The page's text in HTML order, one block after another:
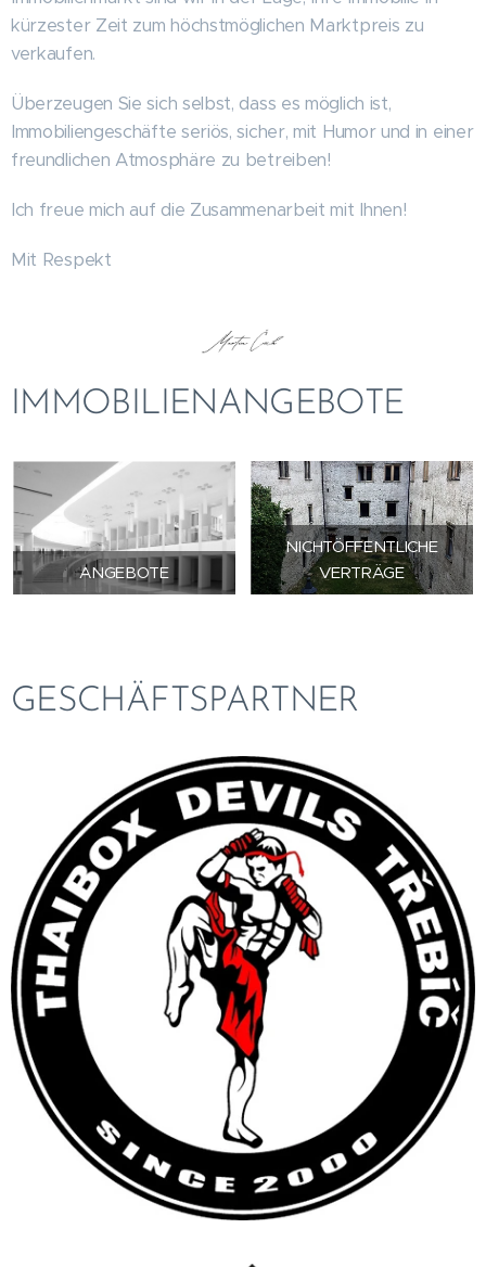
kürzester Zeit zum höchstmöglichen Marktpreis zu
verkaufen.
Überzeugen Sie sich selbst, dass es möglich ist,
Immobiliengeschäfte seriös, sicher, mit Humor und in einer
freundlichen Atmosphäre zu betreiben!
Ich freue mich auf die Zusammenarbeit mit Ihnen!
Mit Respekt
IMMOBILIENANGEBOTE
ANGEBOTE
NICHTÖFFENTLICHE
VERTRÄGE
GESCHÄFTSPARTNER